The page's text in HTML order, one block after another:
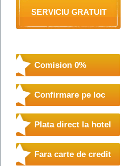
SERVICIU GRATUIT
Comision 0%
Confirmare pe loc
Plata direct la hotel
Fara carte de credit